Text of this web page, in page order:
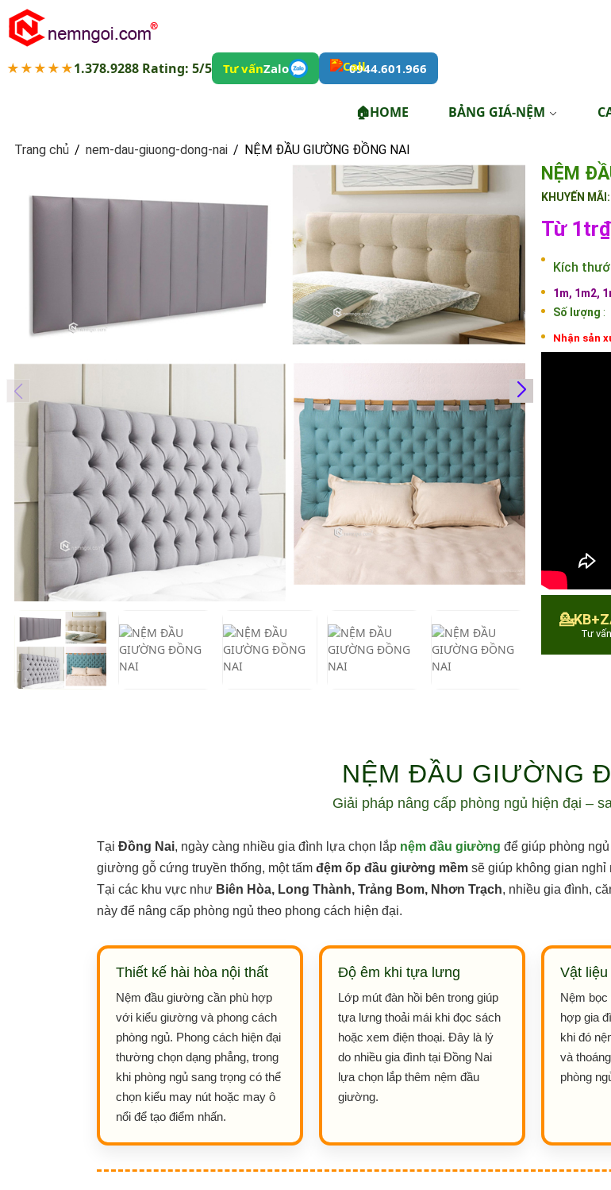
★★★★★1.378.9288 Rating: 5/5 Tư vấnZalo 0944.601.966
🏠HOME BẢNG GIÁ-NỆM
Trang chủ / nem-dau-giuong-dong-nai / NỆM ĐẦU GIƯỜNG ĐỒNG NAI
NỆM
KHUYẾN MÃI:
Từ 1tr₫
Kích
1m, 1m2,
Số lượng :
Nhận sản
Tư
NỆM ĐẦU GIƯỜNG
Giải pháp nâng cấp phòng ngủ hiện đại –
Tại Đồng Nai, ngày càng nhiều gia đình lựa chọn lắp nệm đầu giường để giúp phòng
giường gỗ cứng truyền thống, một tấm đệm ốp đầu giường mềm sẽ giúp không gian
Tại các khu vực như Biên Hòa, Long Thành, Trảng Bom, Nhơn Trạch, nhiều gia đình,
này để nâng cấp phòng ngủ theo phong cách hiện đại.
Thiết kế hài hòa nội thất
Nệm đầu giường cần phù hợp
với kiểu giường và phong cách
phòng ngủ. Phong cách hiện đại
thường chọn dạng phẳng, trong
khi phòng ngủ sang trọng có thể
chọn kiểu may nút hoặc may ô
nổi để tạo điểm nhấn.
Độ êm khi tựa lưng
Lớp mút đàn hồi bên trong giúp
tựa lưng thoải mái khi đọc sách
hoặc xem điện thoại. Đây là lý
do nhiều gia đình tại Đồng Nai
lựa chọn lắp thêm nệm đầu
giường.
Vật
Nệm bọc
hợp gia
khi đó
và
phòng